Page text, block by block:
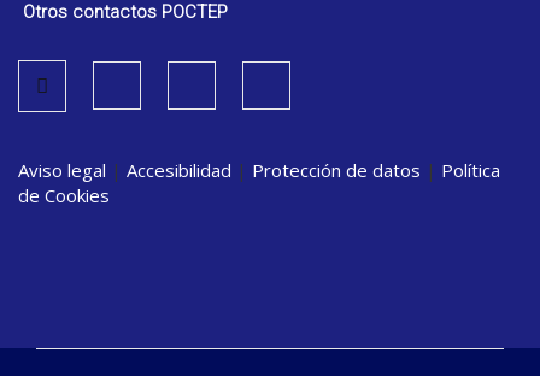
Otros contactos POCTEP
Aviso legal | Accesibilidad | Protección de datos | Política
de Cookies